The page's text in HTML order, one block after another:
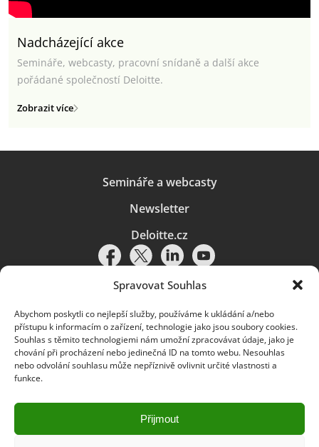
Spravovat Souhlas
Abychom poskytli co nejlepší služby, používáme k ukládání a/nebo
přístupu k informacím o zařízení, technologie jako jsou soubory cookies.
Souhlas s těmito technologiemi nám umožní zpracovávat údaje, jako je
chování při procházení nebo jedinečná ID na tomto webu. Nesouhlas
nebo odvolání souhlasu může nepříznivě ovlivnit určité vlastnosti a
funkce.
Přijmout
Nadcházející akce
Semináře, webcasty, pracovní snídaně a další akce
pořádané společností Deloitte.
Zobrazit více
Semináře a webcasty
Newsletter
Deloitte.cz
Pravidla používání|Ochrana osobních údajů|Soubory cookies |
Deloitte.cz
© 2026. Více informací najdete vPravidlech používání.
Deloitte označuje jednu či více společností globální sítě členských
a přidružené subjekty (souhrnně „organizace Deloitte“). Společnost DTTL
(rovněž označovaná jako „Deloitte Global“) a každá z jejích členských
společností a jejich přidružených subjektů je samostatným a nezávislým
právním subjektem, který není oprávněn zavazovat nebo přijímat závazky